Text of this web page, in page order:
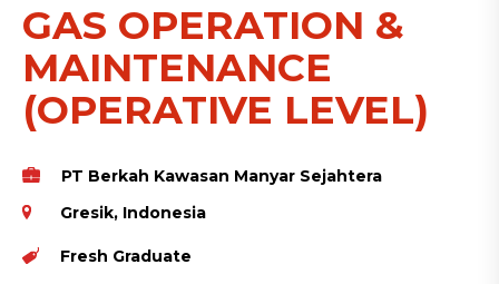
GAS OPERATION &
MAINTENANCE
(OPERATIVE LEVEL)
PT Berkah Kawasan Manyar Sejahtera
Gresik, Indonesia
Fresh Graduate